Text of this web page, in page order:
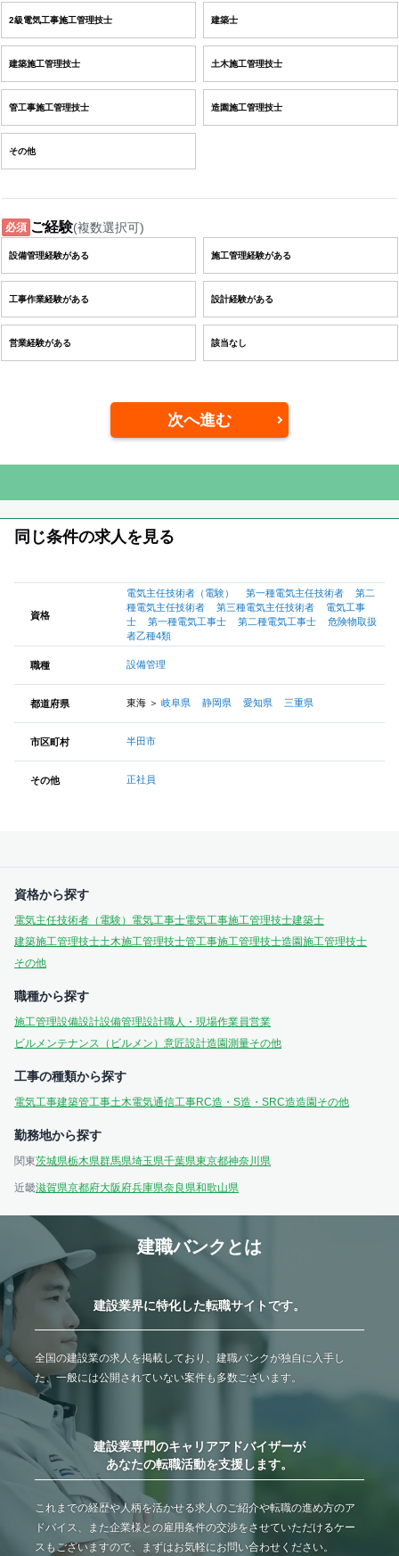
2級電気工事施工管理技士 建築士
建築施工管理技士 土木施工管理技士
管工事施工管理技士 造園施工管理技士
その他
必須 ご経験(複数選択可)
設備管理経験がある 施工管理経験がある
工事作業経験がある 設計経験がある
営業経験がある 該当なし
次へ進む
同じ条件の求人を見る
資格
電気主任技術者（電験） 第一種電気主任技術者
第二
種電気主任技術者
第三種電気主任技術者
電気工事
士
第一種電気工事士 第二種電気工事士
危険物取扱
者乙種4類
職種 設備管理
都道府県 東海 ＞ 岐阜県 静岡県 愛知県 三重県
市区町村 半田市
その他 正社員
資格から探す
電気主任技術者（電験） 電気工事士電気工事施工管理技士建築士
建築施工管理技士土木施工管理技士管工事施工管理技士造園施工管理技士
その他
職種から探す
施工管理設備設計設備管理設計職人・現場作業員営業
ビルメンテナンス（ビルメン） 意匠設計造園測量その他
工事の種類から探す
電気工事建築管工事土木電気通信工事RC造・S造・SRC造造園 その他
勤務地から探す
関東茨城県栃木県群馬県埼玉県千葉県東京都神奈川県
近畿滋賀県京都府大阪府兵庫県奈良県和歌山県
建職バンクとは
建設業界に特化した転職サイトです。
全国の建設業の求人を掲載しており、建職バンクが独自に入手し
た、一般には公開されていない案件も多数ございます。
建設業専門のキャリアアドバイザーが
あなたの転職活動を支援します。
これまでの経歴や人柄を活かせる求人のご紹介や転職の進め方のア
ドバイス、また企業様との雇用条件の交渉をさせていただけるケー
スもございますので、まずはお気軽にお問い合わせください。